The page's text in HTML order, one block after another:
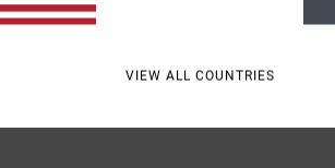
VIEW ALL COUNTRIES